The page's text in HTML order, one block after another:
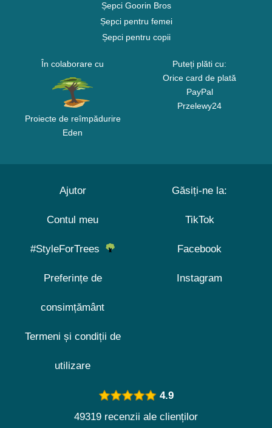
Șepci Goorin Bros
Șepci pentru femei
Șepci pentru copii
În colaborare cu
Proiecte de reîmpădurire
Eden
Puteți plăti cu:
Orice card de plată
PayPal
Przelewy24
Ajutor
Contul meu
#StyleForTrees
Preferințe de
consimțământ
Termeni și condiții de
utilizare
Găsiți-ne la:
TikTok
Facebook
Instagram
4.9
49319 recenzii ale clienților